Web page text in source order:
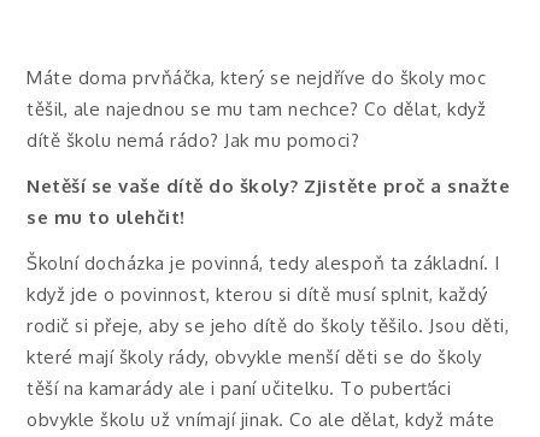
Máte doma prvňáčka, který se nejdříve do školy moc
těšil, ale najednou se mu tam nechce? Co dělat, když
dítě školu nemá rádo? Jak mu pomoci?
Netěší se vaše dítě do školy? Zjistěte proč a snažte
se mu to ulehčit!
Školní docházka je povinná, tedy alespoň ta základní. I
když jde o povinnost, kterou si dítě musí splnit, každý
rodič si přeje, aby se jeho dítě do školy těšilo. Jsou děti,
které mají školy rády, obvykle menší děti se do školy
těší na kamarády ale i paní učitelku. To puberťáci
obvykle školu už vnímají jinak. Co ale dělat, když máte